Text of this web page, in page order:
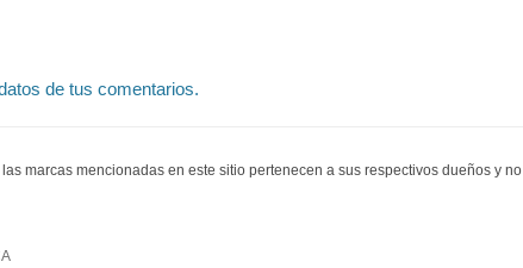
de tus comentarios.
marcas mencionadas en este sitio pertenecen a sus respectivos dueños y no